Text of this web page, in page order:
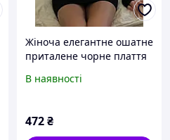
Жіноча елегантне ошатне
приталене чорне плаття
рукавом крепдайвінг
В наявності
472₴